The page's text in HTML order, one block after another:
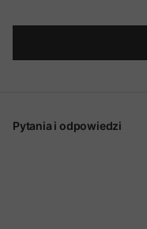
Pytania i odpowiedzi